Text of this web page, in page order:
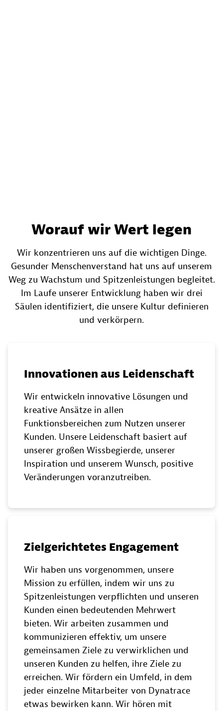
Worauf wir Wert legen
Wir konzentrieren uns auf die wichtigen Dinge.
Gesunder Menschenverstand hat uns auf unserem
Weg zu Wachstum und Spitzenleistungen begleitet.
Im Laufe unserer Entwicklung haben wir drei
Säulen identifiziert, die unsere Kultur definieren
und verkörpern.
Innovationen aus Leidenschaft
Wir entwickeln innovative Lösungen und
kreative Ansätze in allen
Funktionsbereichen zum Nutzen unserer
Kunden. Unsere Leidenschaft basiert auf
unserer großen Wissbegierde, unserer
Inspiration und unserem Wunsch, positive
Veränderungen voranzutreiben.
Zielgerichtetes Engagement
Wir haben uns vorgenommen, unsere
Mission zu erfüllen, indem wir uns zu
Spitzenleistungen verpflichten und unseren
Kunden einen bedeutenden Mehrwert
bieten. Wir arbeiten zusammen und
kommunizieren effektiv, um unsere
gemeinsamen Ziele zu verwirklichen und
unseren Kunden zu helfen, ihre Ziele zu
erreichen. Wir fördern ein Umfeld, in dem
jeder einzelne Mitarbeiter von Dynatrace
etwas bewirken kann. Wir hören mit